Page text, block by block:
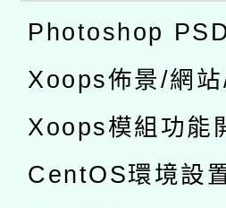
Photoshop
Xoops佈景/網
Xoops模組功能
CentOS環境設